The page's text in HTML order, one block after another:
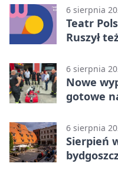
6 sierpnia
Teatr
Ruszył
6 sierpnia
Nowe
gotowe
6 sierpnia
Sierpień